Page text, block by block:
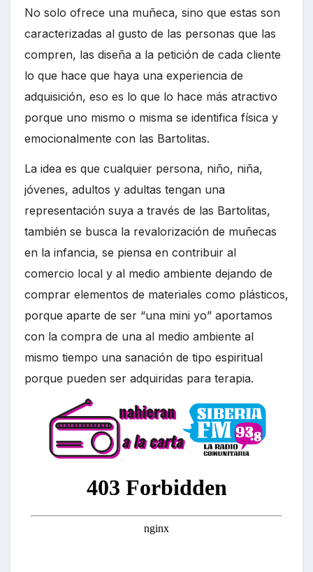
No solo ofrece una muñeca, sino que estas son
caracterizadas al gusto de las personas que las
compren, las diseña a la petición de cada cliente
lo que hace que haya una experiencia de
adquisición, eso es lo que lo hace más atractivo
porque uno mismo o misma se identifica física y
emocionalmente con las Bartolitas.
La idea es que cualquier persona, niño, niña,
jóvenes, adultos y adultas tengan una
representación suya a través de las Bartolitas,
también se busca la revalorización de muñecas
en la infancia, se piensa en contribuir al
comercio local y al medio ambiente dejando de
comprar elementos de materiales como plásticos,
porque aparte de ser “una mini yo” aportamos
con la compra de una al medio ambiente al
mismo tiempo una sanación de tipo espiritual
porque pueden ser adquiridas para terapia.